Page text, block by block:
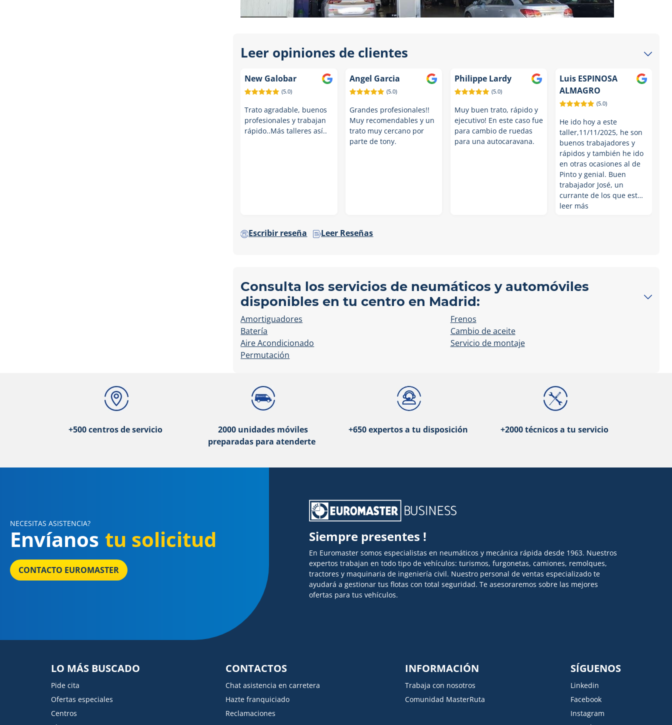
Leer opiniones de clientes
New Galobar
(5.0)
Trato agradable, buenos
profesionales y trabajan
rápido..Más talleres así..
Angel Garcia
(5.0)
Grandes profesionales!!
Muy recomendables y un
trato muy cercano por
parte de tony.
Philippe Lardy
(5.0)
Muy buen trato, rápido y
ejecutivo! En este caso fue
para cambio de ruedas
para una autocaravana.
Luis ESPINOSA
ALMAGRO
(5.0)
He ido hoy a este
taller,11/11/2025, he son
buenos trabajadores y
rápidos y también he ido
en otras ocasiones al de
Pinto y genial. Buen
trabajador José, un
currante de los que est…
leer más
Escribir reseña Leer Reseñas
Consulta los servicios de neumáticos y automóviles
disponibles en tu centro en Madrid:
Amortiguadores
Batería
Aire Acondicionado
Permutación
Frenos
Cambio de aceite
Servicio de montaje
+500 centros de servicio
2000 unidades móviles
preparadas para atenderte
+650 expertos a tu disposición +2000 técnicos a tu servicio
NECESITAS ASISTENCIA?
Envíanos tu solicitud
CONTACTO EUROMASTER
Siempre presentes !
En Euromaster somos especialistas en neumáticos y mecánica rápida desde 1963. Nuestros
expertos trabajan en todo tipo de vehículos: turismos, furgonetas, camiones, remolques,
tractores y maquinaria de ingeniería civil. Nuestro personal de ventas especializado te
ayudará a gestionar tus flotas con total seguridad. Te asesoraremos sobre las mejores
ofertas para tus vehículos.
LO MÁS BUSCADO
Pide cita
Ofertas especiales
Centros
CONTACTOS
Chat asistencia en carretera
Hazte franquiciado
Reclamaciones
INFORMACIÓN
Trabaja con nosotros
Comunidad MasterRuta
SÍGUENOS
Linkedin
Facebook
Instagram